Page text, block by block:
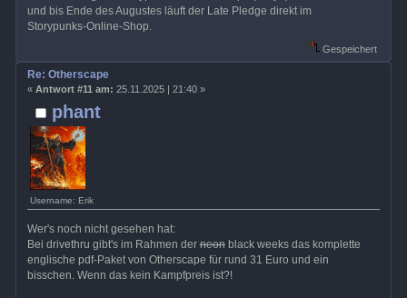
und bis Ende des Augustes läuft der Late Pledge direkt im
Storypunks-Online-Shop.
Gespeichert
phant
Username: Erik
Re: Otherscape
« Antwort #11 am: 25.11.2025 | 21:40 »
Wer's noch nicht gesehen hat:
Bei drivethru gibt's im Rahmen derneonblack weeks das komplette
englische pdf-Paket von Otherscape für rund 31 Euro und ein
bisschen. Wenn das kein Kampfpreis ist?!